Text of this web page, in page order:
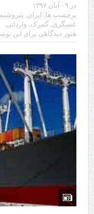
در ۰۹ آبان ۱۳۹۷
برچسب ها: ایران
عسگری گمرک وارداتی
هنوز دیدگاهی برای این